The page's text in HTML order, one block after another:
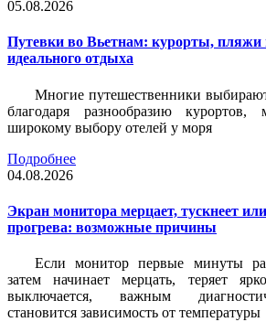
05.08.2026
Путевки во Вьетнам: курорты, пляжи
идеального отдыха
Многие путешественники
благодаря разнообразию
широкому выбору отелей у моря
Подробнее
04.08.2026
Экран монитора мерцает, тускнеет
прогрева: возможные причины
Если монитор первые минуты
затем начинает мерцать, теряет
выключается, важным
становится зависимость от температуры